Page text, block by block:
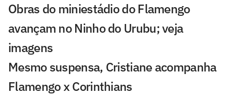
Obras do miniestádio do Flamengo
avançam no Ninho do Urubu; veja
imagens
Mesmo suspensa, Cristiane acompanha
Flamengo x Corinthians